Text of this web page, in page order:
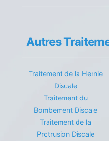
Autres
Traitement de la Hernie
Discale
Traitement du
Bombement Discale
Traitement de la
Protrusion Discale